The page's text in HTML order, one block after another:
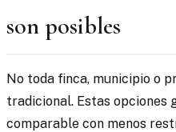
son posibles
No toda finca, municipio o
tradicional. Estas opciones
comparable con menos